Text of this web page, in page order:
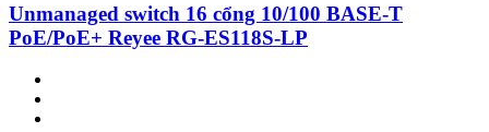
Unmanaged switch 16 cổng 10/100 BASE-T
PoE/PoE+ Reyee RG-ES118S-LP